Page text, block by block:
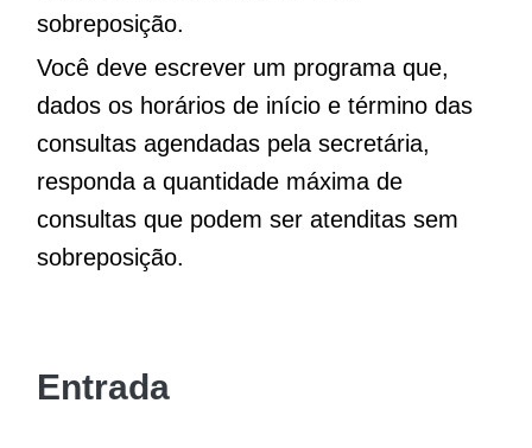
sobreposição.
Você deve escrever um programa que,
dados os horários de início e término das
consultas agendadas pela secretária,
responda a quantidade máxima de
consultas que podem ser atenditas sem
sobreposição.
Entrada